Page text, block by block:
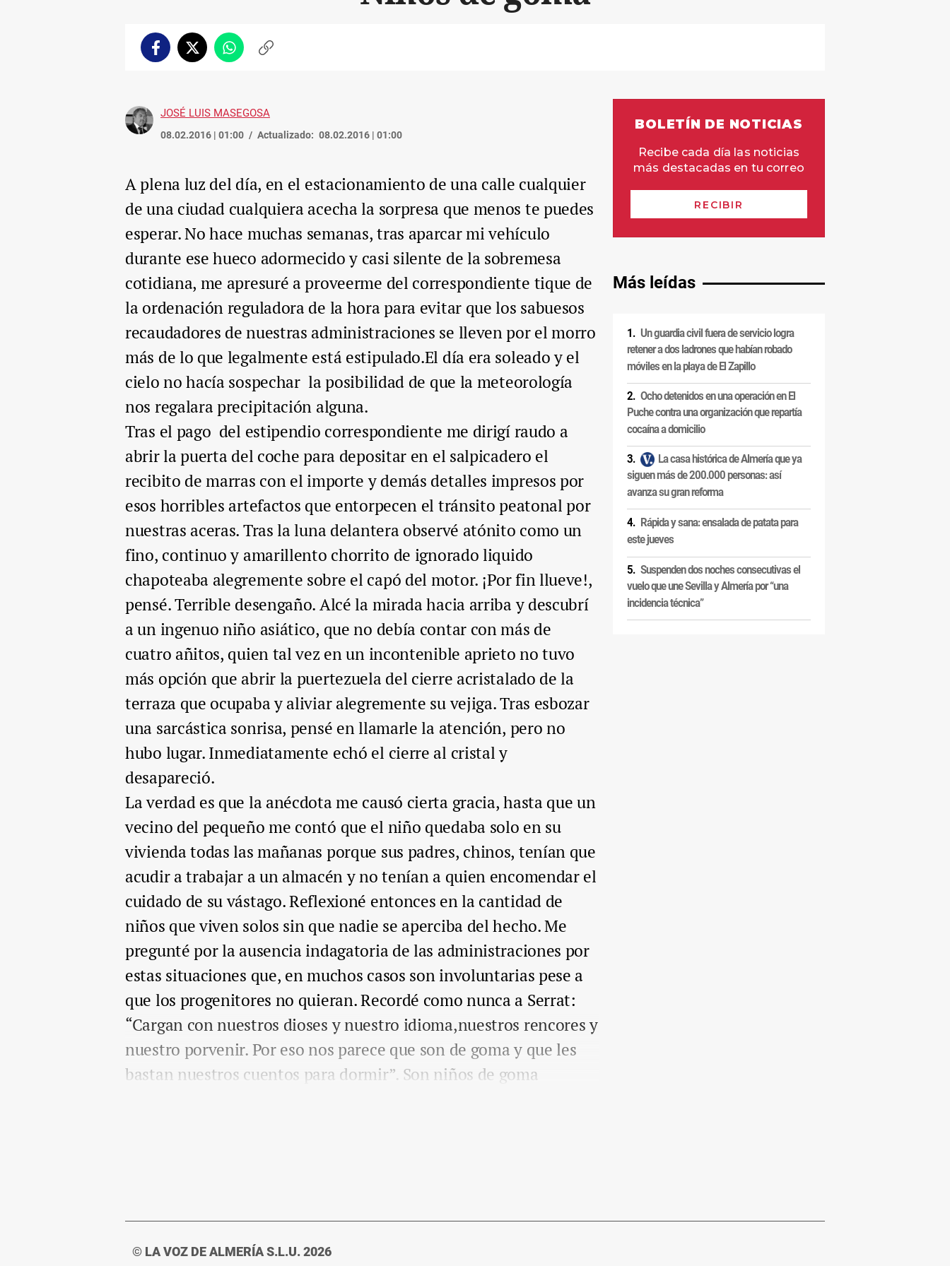
FacebookTwitterWhatsappCopiar
JOSÉ LUIS MASEGOSA
08.02.2016 | 01:00 Actualizado: 08.02.2016 | 01:00
A plena luz del día, en el estacionamiento de una calle cualquier
de una ciudad cualquiera acecha la sorpresa que menos te puedes
esperar. No hace muchas semanas, tras aparcar mi vehículo
durante ese hueco adormecido y casi silente de la sobremesa
cotidiana, me apresuré a proveerme del correspondiente tique de
la ordenación reguladora de la hora para evitar que los sabuesos
recaudadores de nuestras administraciones se lleven por el morro
más de lo que legalmente está estipulado.El día era soleado y el
cielo no hacía sospechar la posibilidad de que la meteorología
nos regalara precipitación alguna.
Tras el pago del estipendio correspondiente me dirigí raudo a
abrir la puerta del coche para depositar en el salpicadero el
recibito de marras con el importe y demás detalles impresos por
esos horribles artefactos que entorpecen el tránsito peatonal por
nuestras aceras. Tras la luna delantera observé atónito como un
fino, continuo y amarillento chorrito de ignorado liquido
chapoteaba alegremente sobre el capó del motor. ¡Por fin llueve!,
pensé. Terrible desengaño. Alcé la mirada hacia arriba y descubrí
a un ingenuo niño asiático, que no debía contar con más de
cuatro añitos, quien tal vez en un incontenible aprieto no tuvo
más opción que abrir la puertezuela del cierre acristalado de la
terraza que ocupaba y aliviar alegremente su vejiga. Tras esbozar
una sarcástica sonrisa, pensé en llamarle la atención, pero no
hubo lugar. Inmediatamente echó el cierre al cristal y
desapareció.
La verdad es que la anécdota me causó cierta gracia, hasta que un
vecino del pequeño me contó que el niño quedaba solo en su
vivienda todas las mañanas porque sus padres, chinos, tenían que
acudir a trabajar a un almacén y no tenían a quien encomendar el
cuidado de su vástago. Reflexioné entonces en la cantidad de
niños que viven solos sin que nadie se aperciba del hecho. Me
pregunté por la ausencia indagatoria de las administraciones por
estas situaciones que, en muchos casos son involuntarias pese a
que los progenitores no quieran. Recordé como nunca a Serrat:
“Cargan con nuestros dioses y nuestro idioma,nuestros rencores y
nuestro porvenir. Por eso nos parece que son de goma y que les
bastan nuestros cuentos para dormir”. Son niños de goma
Más leídas
Un guardia civil fuera de servicio logra
retener a dos ladrones que habían robado
móviles en la playa de El Zapillo
Ocho detenidos en una operación en El
Puche contra una organización que repartía
cocaína a domicilio
La casa histórica de Almería que ya
siguen más de 200.000 personas: así
avanza su gran reforma
Rápida y sana: ensalada de patata para
este jueves
Suspenden dos noches consecutivas el
vuelo que une Sevilla y Almería por “una
incidencia técnica”
© LA VOZ DE ALMERÍA S.L.U. 2026